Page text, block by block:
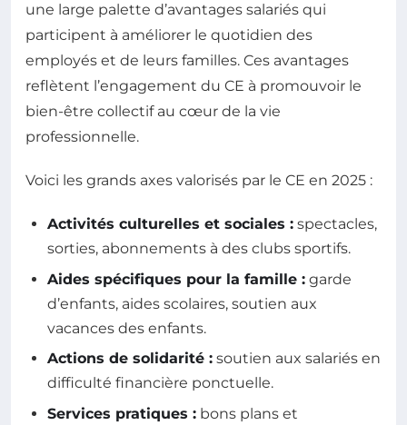
une large palette d’avantages salariés qui
participent à améliorer le quotidien des
employés et de leurs familles. Ces avantages
reflètent l’engagement du CE à promouvoir le
bien-être collectif au cœur de la vie
professionnelle.
Voici les grands axes valorisés par le CE en 2025 :
Activités culturelles et sociales : spectacles,
sorties, abonnements à des clubs sportifs.
Aides spécifiques pour la famille : garde
d’enfants, aides scolaires, soutien aux
vacances des enfants.
Actions de solidarité : soutien aux salariés en
difficulté financière ponctuelle.
Services pratiques : bons plans et